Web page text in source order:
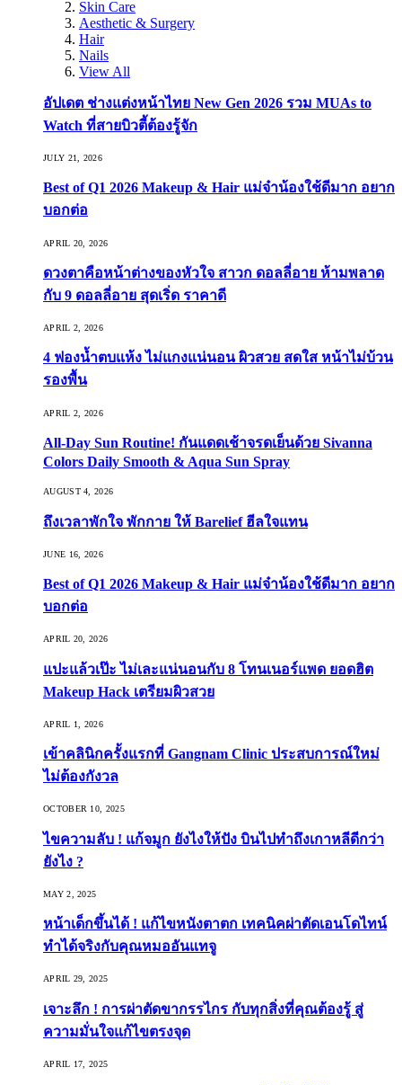
Skin Care
Aesthetic & Surgery
Hair
Nails
View All
อัปเดต ช่างแต่งหน้าไทย New Gen 2026 รวม MUAs to
Watch ที่สายบิวตี้ต้องรู้จัก
JULY 21, 2026
Best of Q1 2026 Makeup & Hair แม่จ๋าน้องใช้ดีมาก อยาก
บอกต่อ
APRIL 20, 2026
ดวงตาคือหน้าต่างของหัวใจ สาวก ดอลลี่อาย ห้ามพลาด
กับ 9 ดอลลี่อาย สุดเริ่ด ราคาดี
APRIL 2, 2026
4 ฟองน้ำตบแห้ง ไม่แกงแน่นอน ผิวสวย สดใส หน้าไม่บ้วน
รองพื้น
APRIL 2, 2026
All-Day Sun Routine! กันแดดเช้าจรดเย็นด้วย Sivanna
Colors Daily Smooth & Aqua Sun Spray
AUGUST 4, 2026
ถึงเวลาพักใจ พักกาย ให้ Barelief ฮีลใจแทน
JUNE 16, 2026
Best of Q1 2026 Makeup & Hair แม่จ๋าน้องใช้ดีมาก อยาก
บอกต่อ
APRIL 20, 2026
แปะแล้วเป๊ะ ไม่เละแน่นอนกับ 8 โทนเนอร์แพด ยอดฮิต
Makeup Hack เตรียมผิวสวย
APRIL 1, 2026
เข้าคลินิกครั้งแรกที่ Gangnam Clinic ประสบการณ์ใหม่
ไม่ต้องกังวล
OCTOBER 10, 2025
ไขความลับ ! แก้จมูก ยังไงให้ปัง บินไปทำถึงเกาหลีดีกว่า
ยังไง ?
MAY 2, 2025
หน้าเด็กขึ้นได้ ! แก้ไขหนังตาตก เทคนิคผ่าตัดเอนโดไทน์
ทำได้จริงกับคุณหมออันแทจู
APRIL 29, 2025
เจาะลึก ! การผ่าตัดขากรรไกร กับทุกสิ่งที่คุณต้องรู้ สู่
ความมั่นใจแก้ไขตรงจุด
APRIL 17, 2025